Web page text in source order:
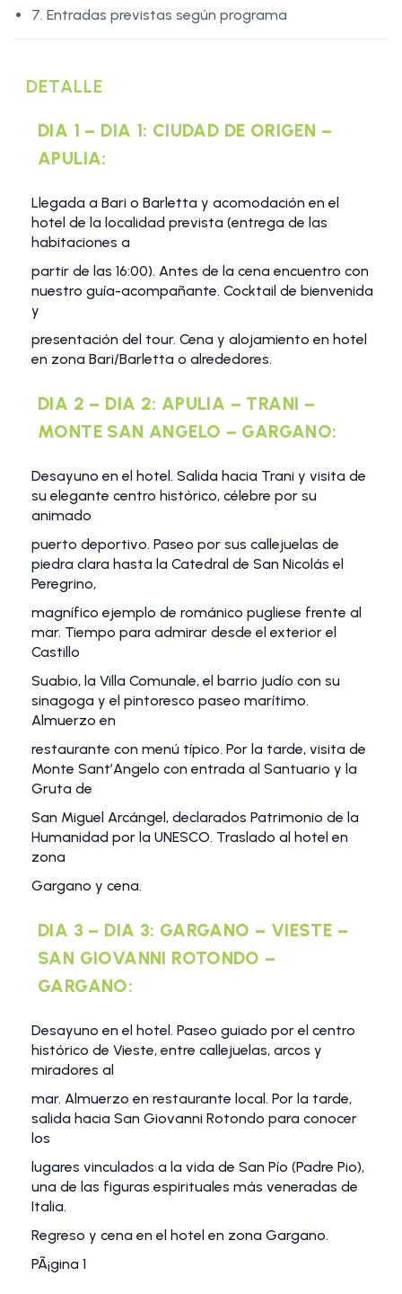
7. Entradas previstas según programa
DETALLE
DIA 1 – DIA 1: CIUDAD DE ORIGEN –
APULIA:
Llegada a Bari o Barletta y acomodación en el
hotel de la localidad prevista (entrega de las
habitaciones a
partir de las 16:00). Antes de la cena encuentro con
nuestro guía-acompañante. Cocktail de bienvenida
y
presentación del tour. Cena y alojamiento en hotel
en zona Bari/Barletta o alrededores.
DIA 2 – DIA 2: APULIA – TRANI –
MONTE SAN ANGELO – GARGANO:
Desayuno en el hotel. Salida hacia Trani y visita de
su elegante centro histórico, célebre por su
animado
puerto deportivo. Paseo por sus callejuelas de
piedra clara hasta la Catedral de San Nicolás el
Peregrino,
magnífico ejemplo de románico pugliese frente al
mar. Tiempo para admirar desde el exterior el
Castillo
Suabio, la Villa Comunale, el barrio judío con su
sinagoga y el pintoresco paseo marítimo.
Almuerzo en
restaurante con menú típico. Por la tarde, visita de
Monte Sant’Angelo con entrada al Santuario y la
Gruta de
San Miguel Arcángel, declarados Patrimonio de la
Humanidad por la UNESCO. Traslado al hotel en
zona
Gargano y cena.
DIA 3 – DIA 3: GARGANO – VIESTE –
SAN GIOVANNI ROTONDO –
GARGANO:
Desayuno en el hotel. Paseo guiado por el centro
histórico de Vieste, entre callejuelas, arcos y
miradores al
mar. Almuerzo en restaurante local. Por la tarde,
salida hacia San Giovanni Rotondo para conocer
los
lugares vinculados a la vida de San Pío (Padre Pio),
una de las figuras espirituales más veneradas de
Italia.
Regreso y cena en el hotel en zona Gargano.
PÃ¡gina 1